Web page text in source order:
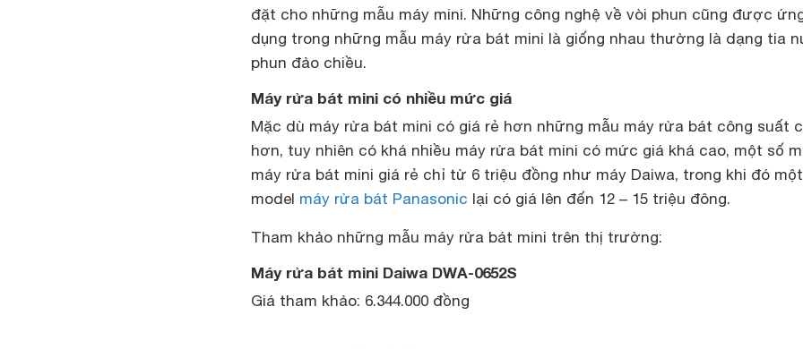
đặt cho những mẫu máy mini. Những công nghệ về vòi phun cũng được
dụng trong những mẫu máy rửa bát mini là giống nhau thường là dạng tia
phun đảo chiều.
Máy rửa bát mini có nhiều mức giá
Mặc dù máy rửa bát mini có giá rẻ hơn những mẫu máy rửa bát công suất
hơn, tuy nhiên có khá nhiều máy rửa bát mini có mức giá khá cao, một số
máy rửa bát mini giá rẻ chỉ từ 6 triệu đồng như máy Daiwa, trong khi đó
model máy rửa bát Panasonic lại có giá lên đến 12 – 15 triệu đông.
Tham khảo những mẫu máy rửa bát mini trên thị trường:
Máy rửa bát mini Daiwa DWA-0652S
Giá tham khảo: 6.344.000 đồng